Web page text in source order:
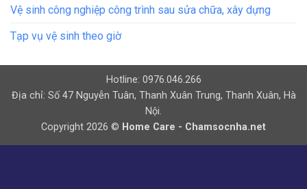
Vệ sinh công nghiệp công trình sau sửa chữa, xây dựng
Tạp vụ vệ sinh theo giờ
Hotline: 0976.046.266
Địa chỉ: Số 47 Nguyễn Tuân, Thanh Xuân Trung, Thanh Xuân, Hà
Nội.
Copyright 2026 © Home Care - Chamsocnha.net